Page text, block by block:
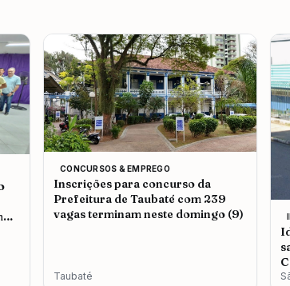
CONCURSOS & EMPREGO
Inscrições para concurso da
Prefeitura de Taubaté com 239
vagas terminam neste domingo (9)
Taubaté